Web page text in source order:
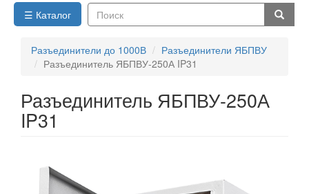
☰ Каталог
Разъединители до 1000В
Разъединители ЯБПВУ
Разъединитель ЯБПВУ-250А IP31
Разъединитель ЯБПВУ-250А
IP31